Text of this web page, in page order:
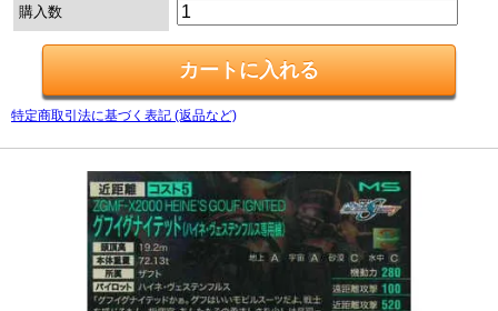
購入数
特定商取引法に基づく表記 (返品など)